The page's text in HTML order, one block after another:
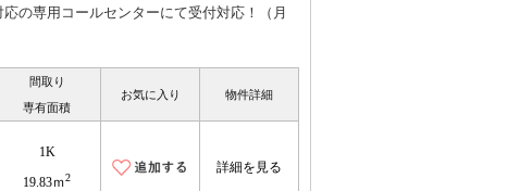
の専用コールセンターにて受付対応！（月
間取り
専有面積
お気に入り 物件詳細
1K
19.83ｍ2
詳細を見る